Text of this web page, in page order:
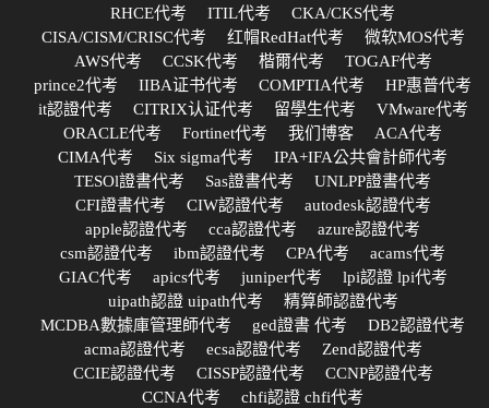
RHCE代考
ITIL代考
CKA/CKS代考
CISA/CISM/CRISC代考
红帽RedHat代考
微软MOS代考
AWS代考
CCSK代考 楷爾代考
TOGAF代考
prince2代考
IIBA证书代考 COMPTIA代考
HP惠普代考
it認證代考
CITRIX认证代考 留學生代考
VMware代考
ORACLE代考
Fortinet代考 我们博客
ACA代考
CIMA代考
Six sigma代考
IPA+IFA公共會計師代考
TESOl證書代考
Sas證書代考
UNLPP證書代考
CFI證書代考
CIW認證代考
autodesk認證代考
apple認證代考
cca認證代考
azure認證代考
csm認證代考
ibm認證代考 CPA代考
acams代考
GIAC代考
apics代考 juniper代考
lpi認證 lpi代考
uipath認證 uipath代考
精算師認證代考
MCDBA數據庫管理師代考
ged證書 代考
DB2認證代考
acma認證代考
ecsa認證代考
Zend認證代考
CCIE認證代考
CISSP認證代考
CCNP認證代考
CCNA代考
chfi認證 chfi代考